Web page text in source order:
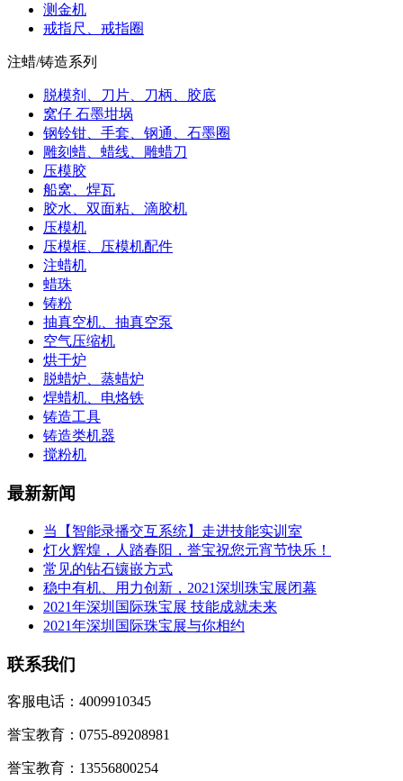
测金机
戒指尺、戒指圈
注蜡/铸造系列
脱模剂、刀片、刀柄、胶底
窝仔 石墨坩埚
钢铃钳、手套、钢通、石墨圈
雕刻蜡、蜡线、雕蜡刀
压模胶
船窝、焊瓦
胶水、双面粘、滴胶机
压模机
压模框、压模机配件
注蜡机
蜡珠
铸粉
抽真空机、抽真空泵
空气压缩机
烘干炉
脱蜡炉、蒸蜡炉
焊蜡机、电烙铁
铸造工具
铸造类机器
搅粉机
最新新闻
当【智能录播交互系统】走进技能实训室
灯火辉煌，人踏春阳，誉宝祝您元宵节快乐！
常见的钻石镶嵌方式
稳中有机、用力创新，2021深圳珠宝展闭幕
2021年深圳国际珠宝展 技能成就未来
2021年深圳国际珠宝展与你相约
联系我们
客服电话：4009910345
誉宝教育：0755-89208981
誉宝教育：13556800254